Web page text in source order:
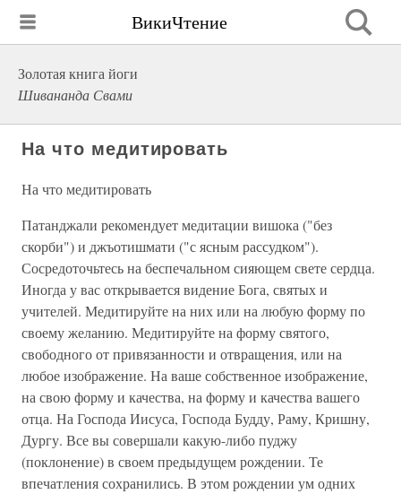
ВикиЧтение
Золотая книга йоги
Шивананда Свами
На что медитировать
На что медитировать
Патанджали рекомендует медитации вишока ("без
скорби") и джъотишмати ("с ясным рассудком").
Сосредоточьтесь на беспечальном сияющем свете сердца.
Иногда у вас открывается видение Бога, святых и
учителей. Медитируйте на них или на любую форму по
своему желанию. Медитируйте на форму святого,
свободного от привязанности и отвращения, или на
любое изображение. На ваше собственное изображение,
на свою форму и качества, на форму и качества вашего
отца. На Господа Иисуса, Господа Будду, Раму, Кришну,
Дургу. Все вы совершали какую-либо пуджу
(поклонение) в своем предыдущем рождении. Те
впечатления сохранились. В этом рождении ум одних